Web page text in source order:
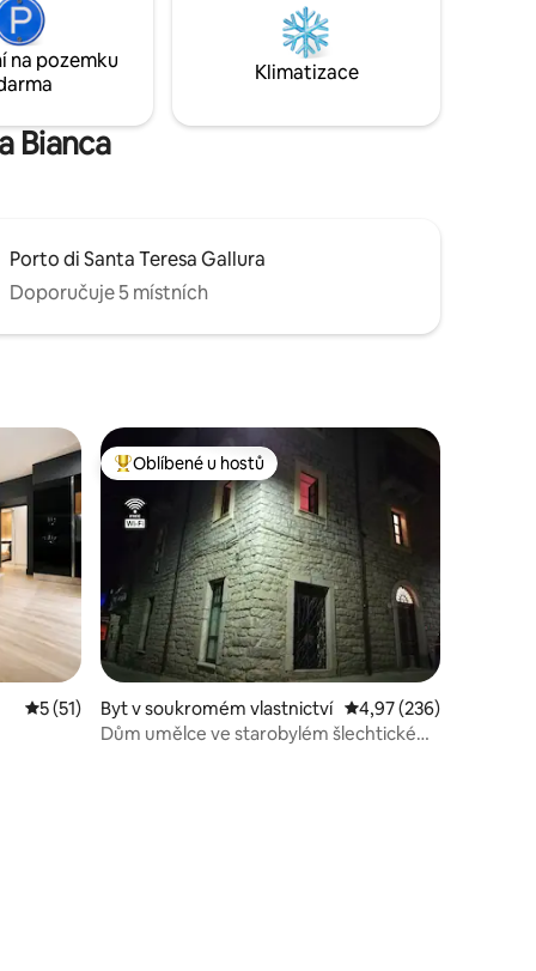
2020; dokončení nového bazénu: květen
2021.
na pozemku
Klimatizace
Bianca
Porto di Santa Teresa Gallura
Doporučuje 5 místních
Průměrné hodnocení 5 z 5, 51 hodnocení
5 (51)
Nejlepší v kategorii Oblíbené u hostů
Oblíbené u hostů
Byt v soukromém vlastnictví Průměrné hodnocení
4,97 (236)
Dům umělce ve starobylém šlechtickém